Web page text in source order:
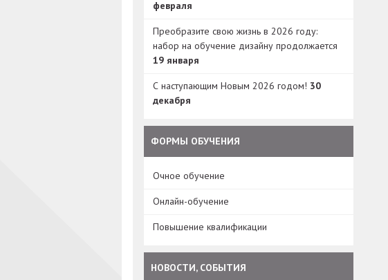
февраля
Преобразите свою жизнь в 2026 году:
набор на обучение дизайну продолжается
19 января
С наступающим Новым 2026 годом! 30
декабря
ФОРМЫ ОБУЧЕНИЯ
Очное обучение
Онлайн-обучение
Повышение квалификации
НОВОСТИ, СОБЫТИЯ